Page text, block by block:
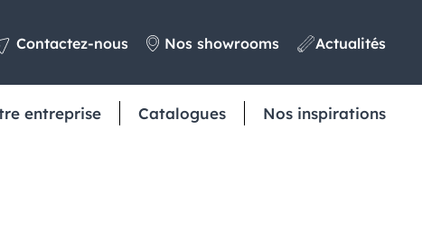
Contactez-nous Nos showrooms Actualités
entreprise Catalogues Nos inspirations